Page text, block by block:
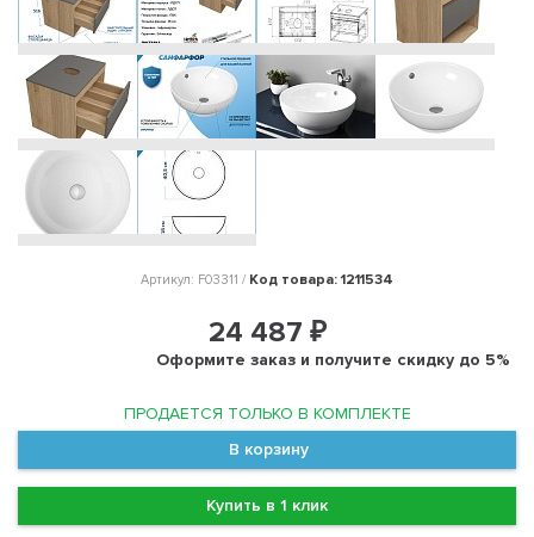
Артикул: F03311 / Код товара: 1211534
24 487 ₽
Оформите заказ и получите скидку до 5%
ПРОДАЕТСЯ ТОЛЬКО В КОМПЛЕКТЕ
В корзину
Купить в 1 клик